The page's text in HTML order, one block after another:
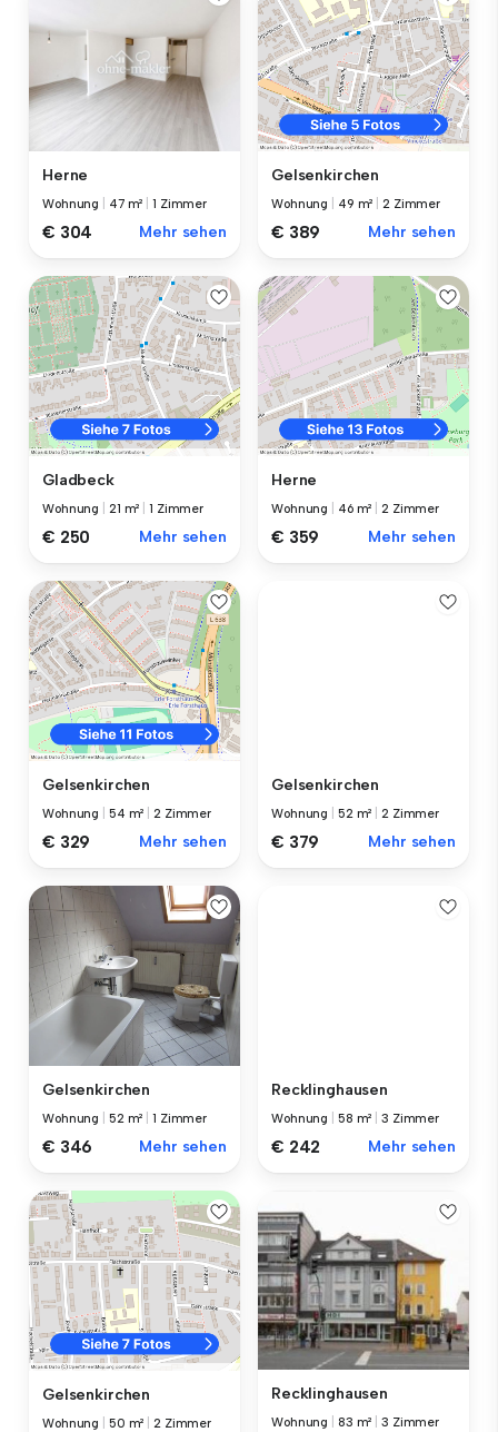
Herne
Wohnung 47 m² |1 Zimmer
€ 304 Mehr sehen
Gelsenkirchen
Wohnung 49 m² |2 Zimmer
€ 389 Mehr sehen
Gladbeck
Wohnung 21 m² |1 Zimmer
€ 250 Mehr sehen
Herne
Wohnung 46 m² |2 Zimmer
€ 359 Mehr sehen
Gelsenkirchen
Wohnung 54 m² |2 Zimmer
€ 329 Mehr sehen
Gelsenkirchen
Wohnung 52 m² |2 Zimmer
€ 379 Mehr sehen
Gelsenkirchen
Wohnung 52 m² |1 Zimmer
€ 346 Mehr sehen
Recklinghausen
Wohnung 58 m² |3 Zimmer
€ 242 Mehr sehen
Gelsenkirchen
Wohnung 50 m² |2 Zimmer
Recklinghausen
Wohnung 83 m² |3 Zimmer